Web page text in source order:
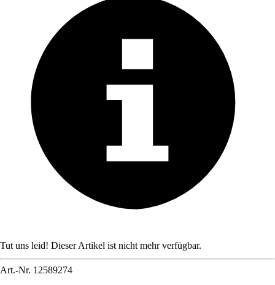
Tut uns leid! Dieser Artikel ist nicht mehr verfügbar.
Art.-Nr. 12589274